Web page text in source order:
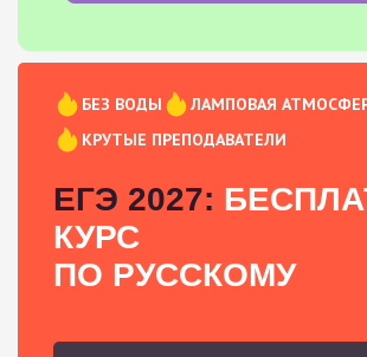
БЕЗ ВОДЫ
ЛАМПОВАЯ
КРУТЫЕ ПРЕПОДАВАТЕЛИ
ЕГЭ 2027:
КУРС
ПО РУССКОМУ